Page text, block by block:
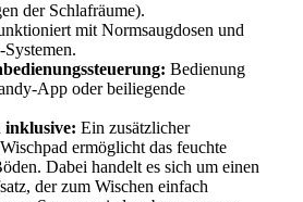
der Schlafräume).
mit Normsaugdosen und
Bedienung
App oder beiliegende
inklusive: Ein zusätzlicher
ermöglicht das feuchte
Dabei handelt es sich um einen
der zum Wischen einfach